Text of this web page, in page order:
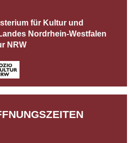
für Kultur und
Nordrhein‐Westfalen
NRW